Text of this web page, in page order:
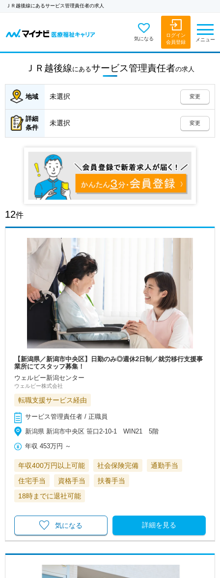
ＪＲ越後線にあるサービス管理責任者の求人
気になる
ログイン
会員登録
メニュー
ＪＲ越後線 にあるサービス管理責任者の求人
地域 未選択 変更
詳細
条件
未選択 変更
12件
【新潟県／新潟市中央区】日勤のみ◎週休2日制／就労移行支援事
業所にてスタッフ募集！
ウェルビー新潟センター
ウェルビー株式会社
転職支援サービス経由
サービス管理責任者 / 正職員
新潟県 新潟市中央区 笹口2-10-1 WIN21 5階
年収 453万円 ～
年収400万円以上可能 社会保険完備
通勤手当
住宅手当
資格手当
扶養手当
18時までに退社可能
詳細を見る
気になる